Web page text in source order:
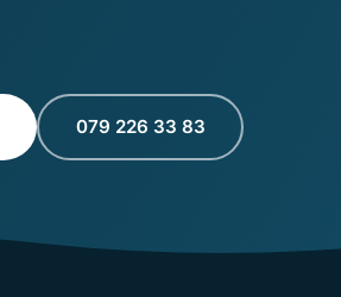
079 226 33 83